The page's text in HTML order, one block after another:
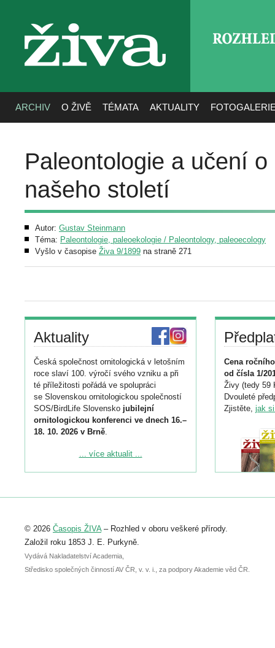
živa
ARCHIV O ŽIVĚ TÉMATA AKTUALITY
Paleontologie a učení
našeho století
Autor: Gustav Steinmann
Téma: Paleontologie, paleoekologie / Paleontology, paleoecology
Vyšlo v časopise Živa 9/1899 na straně 271
Aktuality
Česká společnost ornitologická v letošním
roce slaví 100. výročí svého vzniku a při
té příležitosti pořádá ve spolupráci
se Slovenskou ornitologickou společností
SOS/BirdLife Slovensko jubilejní
ornitologickou konferenci ve dnech 16.–
18. 10. 2026 v Brně.
Podrobnější informace ke konferenci
Registrovat se můžete do 6. září.
abstraktu přihlášené přednášky nebo
posteru je už 30. června.
... více aktualit ...
Cena
od čísla 1/
Živy (tedy 59
Dvouleté
Zjistěte, jak
© 2026 Časopis ŽIVA– Rozhled v oboru veškeré přírody.
Založil roku 1853 J. E. Purkyně.
Vydává Nakladatelství Academia,
Středisko společných činností AV ČR, v. v. i., za podpory Akademie věd ČR.